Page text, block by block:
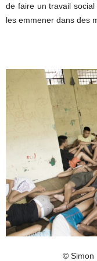
de faire un travail
les emmener dans des
© Simon